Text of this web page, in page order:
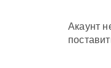
Акаунт